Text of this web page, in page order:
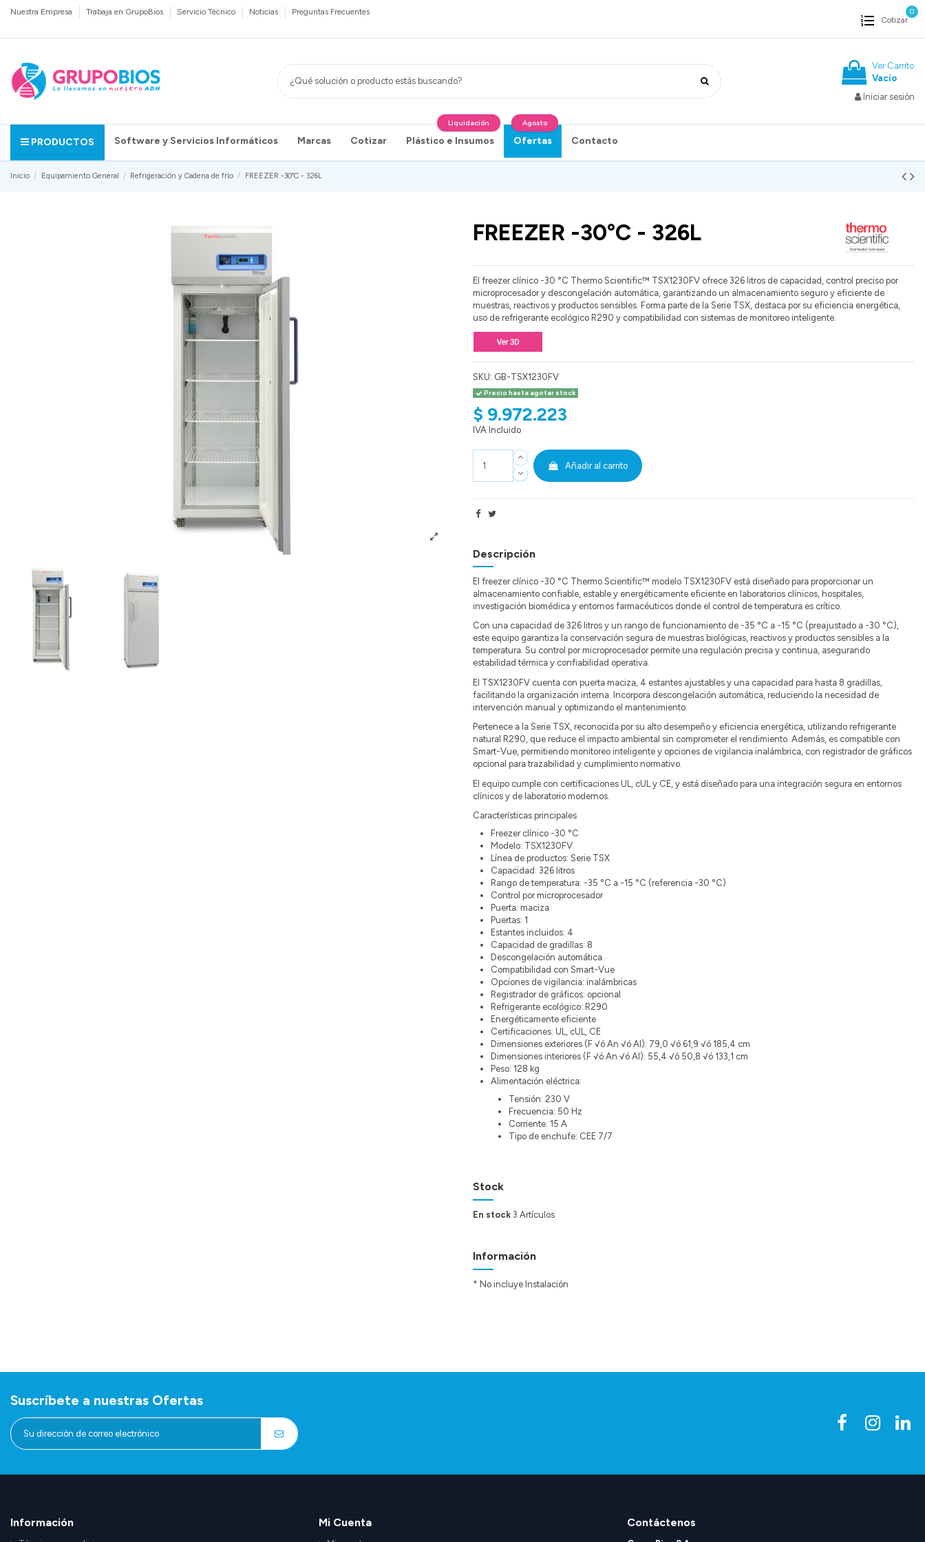
Nuestra Empresa Trabaja en GrupoBios Servicio Técnico Noticias
Preguntas Frecuentes
Cotizar
0
Ver Carrito
Vacío
Iniciar sesión
PRODUCTOS Software y Servicios Informáticos Marcas Cotizar Plástico e Insumos
Liquidación
Ofertas
Agosto
Contacto
Inicio Equipamiento General Refrigeración y Cadena de frío FREEZER -30°C - 326L
FREEZER -30°C - 326L
El freezer clínico -30 °C Thermo Scientific™ TSX1230FV ofrece 326 litros de capacidad, control preciso por
microprocesador y descongelación automática, garantizando un almacenamiento seguro y eficiente de
muestras, reactivos y productos sensibles. Forma parte de la Serie TSX, destaca por su eficiencia energética,
uso de refrigerante ecológico R290 y compatibilidad con sistemas de monitoreo inteligente.
SKU: GB-TSX1230FV
Precio hasta agotar stock
$ 9.972.223
IVA Incluido
Añadir al carrito
Descripción
El freezer clínico -30 °C Thermo Scientific™ modelo TSX1230FV está diseñado para proporcionar un
almacenamiento confiable, estable y energéticamente eficiente en laboratorios clínicos, hospitales,
investigación biomédica y entornos farmacéuticos donde el control de temperatura es crítico.
Con una capacidad de 326 litros y un rango de funcionamiento de -35 °C a -15 °C (preajustado a -30 °C),
este equipo garantiza la conservación segura de muestras biológicas, reactivos y productos sensibles a la
temperatura. Su control por microprocesador permite una regulación precisa y continua, asegurando
estabilidad térmica y confiabilidad operativa.
El TSX1230FV cuenta con puerta maciza, 4 estantes ajustables y una capacidad para hasta 8 gradillas,
facilitando la organización interna. Incorpora descongelación automática, reduciendo la necesidad de
intervención manual y optimizando el mantenimiento.
Pertenece a la Serie TSX, reconocida por su alto desempeño y eficiencia energética, utilizando refrigerante
natural R290, que reduce el impacto ambiental sin comprometer el rendimiento. Además, es compatible con
Smart-Vue, permitiendo monitoreo inteligente y opciones de vigilancia inalámbrica, con registrador de gráficos
opcional para trazabilidad y cumplimiento normativo.
El equipo cumple con certificaciones UL, cUL y CE, y está diseñado para una integración segura en entornos
clínicos y de laboratorio modernos.
Características principales
Freezer clínico -30 °C
Modelo: TSX1230FV
Línea de productos: Serie TSX
Capacidad: 326 litros
Rango de temperatura: -35 °C a -15 °C (referencia -30 °C)
Control por microprocesador
Puerta: maciza
Puertas: 1
Estantes incluidos: 4
Capacidad de gradillas: 8
Descongelación automática
Compatibilidad con Smart-Vue
Opciones de vigilancia: inalámbricas
Registrador de gráficos: opcional
Refrigerante ecológico: R290
Energéticamente eficiente
Certificaciones: UL, cUL, CE
Dimensiones exteriores (F √ó An √ó Al): 79,0 √ó 61,9 √ó 185,4 cm
Dimensiones interiores (F √ó An √ó Al): 55,4 √ó 50,8 √ó 133,1 cm
Peso: 128 kg
Alimentación eléctrica:
Tensión: 230 V
Frecuencia: 50 Hz
Corriente: 15 A
Tipo de enchufe: CEE 7/7
Stock
En stock 3 Artículos
Información
* No incluye Instalación
Suscríbete a nuestras Ofertas
Información Mi Cuenta Contáctenos